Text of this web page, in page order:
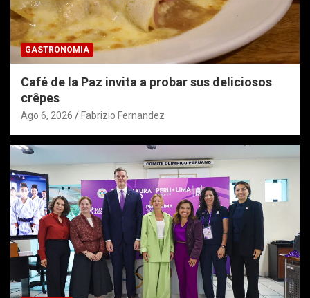
GASTRONOMIA
Café de la Paz invita a probar sus deliciosos
crêpes
Ago 6, 2026 Fabrizio Fernandez